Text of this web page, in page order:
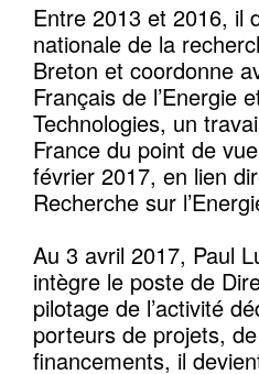
Entre 2013 et 2016, il
nationale de la
Breton et coordonne
Français de l’Energie
Technologies, un
France du point de
février 2017, en lien
Recherche sur
Au 3 avril 2017, Paul
intègre le poste de
pilotage de l’activité
porteurs de projets,
financements, il